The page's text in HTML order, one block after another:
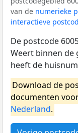
van de numerieke
interactieve
De postcode
Weert binnen de
heeft de
Download de
documenten
Nederland.